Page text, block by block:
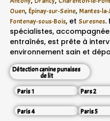
Ouen, Épinay-sur-Seine, Mantes-
Fontenay-sous-Bois, et Suresnes.
spécialistes,
entraînés, est prête à
environnement sain et
Détection canine punaises
de lit
Paris 1
Pars 2
Paris 4 Paris 5